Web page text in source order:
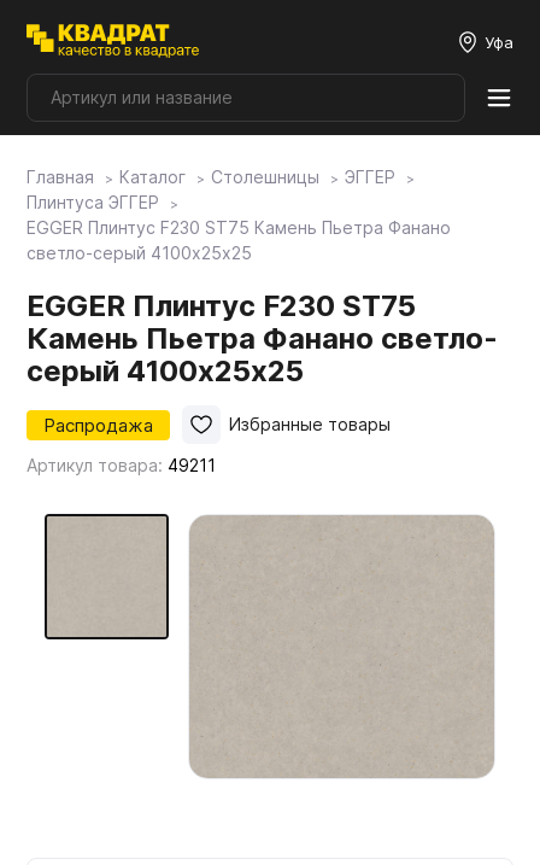
Уфа
Плитные материалы
Фурнитура
Столешницы
Мой ЭГГЕР
Мебельные образцы, каталоги
Главная Каталог Столешницы
ЭГГЕР
Плинтуса ЭГГЕР
EGGER Плинтус F230 ST75 Камень Пьетра Фанано
светло-серый 4100х25х25
EGGER Плинтус F230 ST75
Камень Пьетра Фанано светло-
серый 4100х25х25
Распродажа
Артикул товара: 49211
Избранные товары